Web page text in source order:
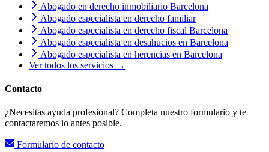
Abogado en derecho inmobiliario Barcelona
Abogado especialista en derecho familiar
Abogado especialista en derecho fiscal Barcelona
Abogado especialista en desahucios en Barcelona
Abogado especialista en herencias en Barcelona
Ver todos los servicios →
Contacto
¿Necesitas ayuda profesional? Completa nuestro formulario y te
contactaremos lo antes posible.
Formulario de contacto